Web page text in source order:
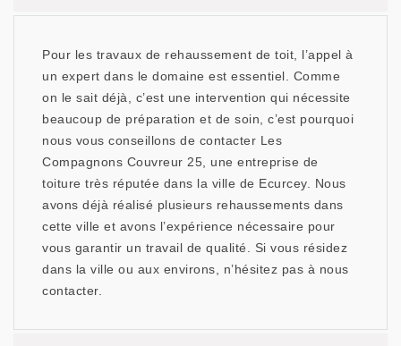
Pour les travaux de rehaussement de toit, l’appel à
un expert dans le domaine est essentiel. Comme
on le sait déjà, c’est une intervention qui nécessite
beaucoup de préparation et de soin, c’est pourquoi
nous vous conseillons de contacter Les
Compagnons Couvreur 25, une entreprise de
toiture très réputée dans la ville de Ecurcey. Nous
avons déjà réalisé plusieurs rehaussements dans
cette ville et avons l’expérience nécessaire pour
vous garantir un travail de qualité. Si vous résidez
dans la ville ou aux environs, n’hésitez pas à nous
contacter.